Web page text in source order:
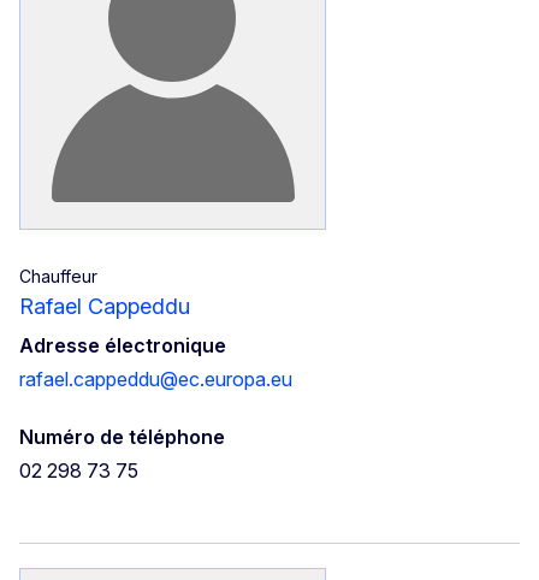
Chauffeur
Rafael Cappeddu
Adresse électronique
rafael.cappeddu@ec.europa.eu
Numéro de téléphone
02 298 73 75